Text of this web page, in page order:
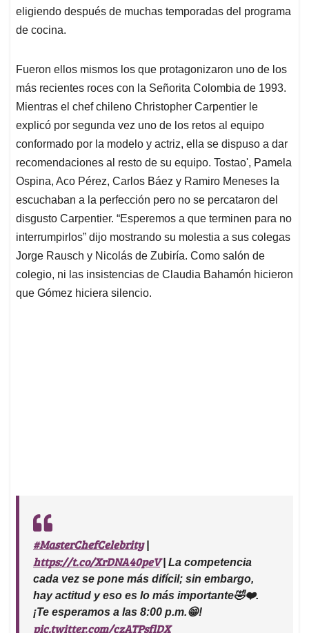
eligiendo después de muchas temporadas del programa
de cocina.
Fueron ellos mismos los que protagonizaron uno de los
más recientes roces con la Señorita Colombia de 1993.
Mientras el chef chileno Christopher Carpentier le
explicó por segunda vez uno de los retos al equipo
conformado por la modelo y actriz, ella se dispuso a dar
recomendaciones al resto de su equipo. Tostao', Pamela
Ospina, Aco Pérez, Carlos Báez y Ramiro Meneses la
escuchaban a la perfección pero no se percataron del
disgusto Carpentier. “Esperemos a que terminen para no
interrumpirlos” dijo mostrando su molestia a sus colegas
Jorge Rausch y Nicolás de Zubiría. Como salón de
colegio, ni las insistencias de Claudia Bahamón hicieron
que Gómez hiciera silencio.
#MasterChefCelebrity|
https://t.co/XrDNA40peV| La competencia
cada vez se pone más difícil; sin embargo,
hay actitud y eso es lo más importante🤣❤️.
¡Te esperamos a las 8:00 p.m.😁!
pic.twitter.com/czATPsflDX